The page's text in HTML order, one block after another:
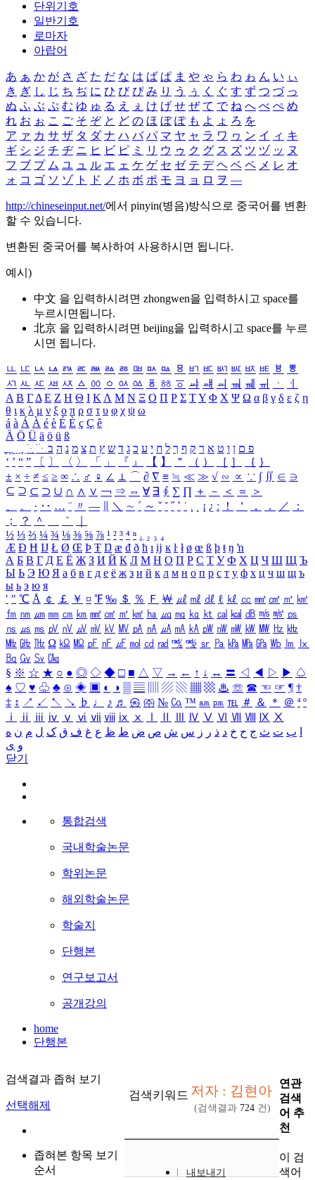
단위기호
일반기호
로마자
아랍어
あ ぁ か が さ ざ た だ な は ば ぱ ま や ゃ ら わ ゎ ん い ぃ
き ぎ し じ ち ぢ に ひ び ぴ み り う ぅ く ぐ す ず つ づ っ
ぬ ふ ぶ ぷ む ゆ ゅ る え ぇ け げ せ ぜ て で ね へ べ ぺ め
れ お ぉ こ ご そ ぞ と ど の ほ ぼ ぽ も よ ょ ろ を
ア ァ カ サ ザ タ ダ ナ ハ バ パ マ ヤ ャ ラ ワ ヮ ン イ ィ キ
ギ シ ジ チ ヂ ニ ヒ ビ ピ ミ リ ウ ゥ ク グ ス ズ ツ ヅ ッ ヌ
フ ブ プ ム ユ ュ ル エ ェ ケ ゲ セ ゼ テ デ ヘ ベ ペ メ レ オ
ォ コ ゴ ソ ゾ ト ド ノ ホ ボ ポ モ ヨ ョ ロ ヲ ―
http://chineseinput.net/에서 pinyin(병음)방식으로 중국어를 변환
할 수 있습니다.
변환된 중국어를 복사하여 사용하시면 됩니다.
예시)
中文 을 입력하시려면 zhongwen을 입력하시고 space를
누르시면됩니다.
北京 을 입력하시려면 beijing을 입력하시고 space를 누르
시면 됩니다.
ㅥ ㅦ ㅧ ㅨ ㅩ ㅪ ㅫ ㅬ ㅭ ㅮ ㅯ ㅰ ㅱ ㅲ ㅳ ㅴ ㅵ ㅶ ㅷ ㅸ
ㅹ
ㅺ ㅻ ㅼ ㅽ ㅾ ㅿ ㆀ ㆁ ㆂ ㆃ ㆄ ㆅ ㆆ ㆇ ㆈ ㆉ ㆊ ㆋ ㆌ ㆍ
ㆎ
Α Β ΓΔ Ε Ζ Η Θ Ι ΚΛ Μ Ν Ξ Ο Π Ρ Σ ΤΥ Φ Χ Ψ Ω α β γ δ ε ζ η
θ ι κ λ μ ν ξ ο π ρ σ τ υ φ χ ψ ω
á à Á À é è É È ç Ç ê
Ä Ö Ü ä ö ü ß
ִֶֹ ֻּ ׁׂ פ ם ן ו ט א ר ק ף ך ל ח י ע כ ג ד ש ץ ת צ מ נ ה ב
‘ ’ “ ” 〔 〕 〈 〉 「 」 『 』 【 】 ＂ （ ） ［ ］ ｛ ｝
± × ÷ ≠ ≤ ≥ ∞ ∴ ♂ ♀ ∠ ⊥ ⌒ ∂ ∇ ≡ ≒ ≪ ≫ √ ∽ ∝ ∵ ∫ ∬ ∈ ∋
⊆ ⊇ ⊂ ⊃ ∪ ∩ ∧ ∨ ￢ ⇒ ⇔ ∀ ∃ ∮ ∑ ∏ ＋ － ＜ ＝
＞
、
。 · ‥ … ¨ 〃 ― ＼ ∼ ´ ～ ˇ ˘ ˝ ˚ ˙ ¸ ¡ ¿ ː ！ ＇ ， ． ／
：
；
？ ＾ ｀
½ ⅓ ⅔ ¼ ¾ ⅛ ⅜ ⅝ ⅞ ¹ ² ³ ⁴ ⁿ ₁ ₂ ₃ ₄
Æ Ð Ħ Ĳ Ł Ø Œ Þ Ŧ Ŋ æ đ ð ħ ı ĳ ĸ ŀ ł ø œ ß þ ŧ ŋ ŉ
А Б В Г Д Е Ё Ж З И Й К Л М Н О П Р С Т У Ф Х Ц Ч Ш Щ Ъ
Ы Ь Э Ю Я а б в г д е ё ж з и й к л м н о п р с т у ф х ц ч ш щ ъ
ы ь э ю я
′ ″ ℃ Å ￠ ￡ ￥ ¤ ℉ ‰ ＄ ％ Ｆ ￦ ㎕ ㎖ ㎗ ℓ ㎘ ㏄ ㎣ ㎤ ㎥ ㎦
㎙ ㎚ ㎛ ㎜ ㎝ ㎞ ㎟ ㎠ ㎡ ㎢ ㏊ ㎍ ㎎ ㎏ ㏏ ㎈ ㎉ ㏈ ㎧ ㎨ ㎰
㎱ ㎲ ㎳ ㎴ ㎵ ㎶ ㎷ ㎸ ㎹ ㎀ ㎁ ㎂ ㎃ ㎄ ㎺ ㎻ ㎽ ㎾ ㎿ ㎐ ㎑
㎒ ㎓ ㎔ Ω ㏀ ㏁ ㎊ ㎋ ㎌ ㏖ ㏅ ㎭ ㎮ ㎯ ㏛ ㎩ ㎪ ㎫ ㎬ ㏝ ㏐
㏓
㏃ ㏉ ㏜ ㏆
§ ※ ☆ ★ ○ ● ◎ ◇ ◆ □ ■ △ ▽ → ← ↑ ↓ ↔ 〓 ◁ ◀ ▷ ▶ ♤
♠ ♡ ♥ ♧ ♣ ⊙ ◈ ▣ ◐ ◑ ▒ ▤ ▨ ▧ ▦ ▩ ♨ ☏ ☎ ☜ ☞ ¶ †
‡ ↕ ↗ ↙ ↖ ↘ ♭ ♩ ♪ ♬ ㉿ ㈜ № ㏇ ™ ㏂ ㏘ ℡ ＃ ＆ ＊ ＠ ª º
ⅰ
ⅱ ⅲ ⅳ ⅴ ⅵ ⅶ ⅷ ⅸ ⅹ Ⅳ Ⅴ Ⅵ Ⅶ Ⅷ Ⅸ Ⅹ
ب ت ث ج ح خ د ذ ر ز س ش ص ض ط ظ ع غ ف ق ک ل م ن ه
و ی
닫기
통합검색
국내학술논문
학위논문
해외학술논문
학술지
단행본
연구보고서
공개강의
home
단행본
검색결과 좁혀 보기
선택해제
좁혀본 항목 보기
순서
검색키워드 저자 : 김현아
(검색결과 724 건)
내보내기
연관
검색
어 추
천
이 검
색어